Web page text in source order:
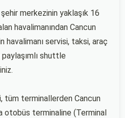
merkezinin yaklaşık 16
havalimanından Cancun
havalimanı servisi, taksi, araç
shuttle
tüm terminallerden Cancun
otobüs terminaline (Terminal